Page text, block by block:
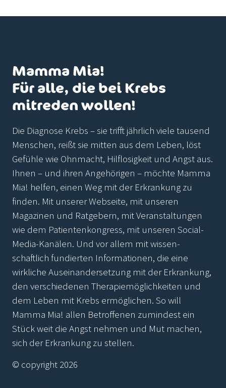
Mamma Mia!
Für alle, die bei Krebs
mitreden wollen!
Die Diagnose Krebs – sie trifft jährlich viele tausend
Menschen, reißt sie mitten aus dem Leben, löst
Gefühle wie Ohnmacht, Hilflosigkeit und Angst aus.
Ihnen – und ihren Angehörigen – möchte Mamma
Mia! helfen, einen Weg mit der Erkrankung zu
finden. Mit unserer Webseite, mit unseren
Magazinen und Ratgebern, mit Veranstaltungen
wie dem Patientenkongress, mit unseren Social-
Media-Kanälen. Und vor allem mit wissen-
schaftlich fundierten Informationen, die eine
wirkliche Auseinandersetzung mit der Erkrankung,
den verschiedenen Therapiemöglichkeiten und
dem Leben mit Krebs ermöglichen. So will
Mamma Mia! allen Betroffenen zumindest ein
Stück weit die Angst nehmen und Mut machen,
sich der Erkrankung zu stellen.
© copyright 2026